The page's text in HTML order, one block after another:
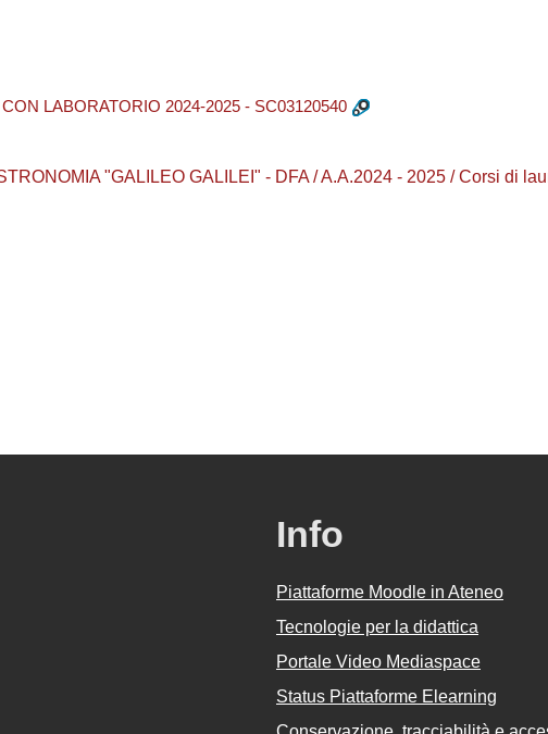
LABORATORIO 2024-2025 - SC03120540
"GALILEO GALILEI" - DFA / A.A.2024 - 2025 / Corsi di
Info
Piattaforme Moodle in Ateneo
Tecnologie per la didattica
Portale Video Mediaspace
Status Piattaforme Elearning